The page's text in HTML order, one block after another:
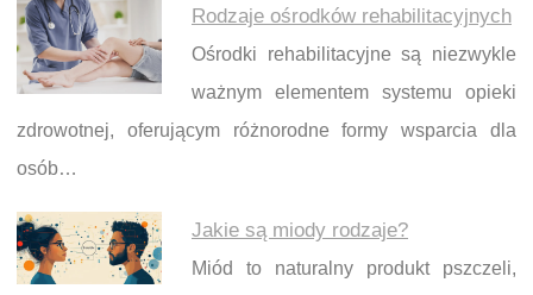
Rodzaje ośrodków rehabilitacyjnych
Ośrodki rehabilitacyjne są niezwykle
ważnym elementem systemu opieki
zdrowotnej, oferującym różnorodne formy wsparcia dla
osób…
Jakie są miody rodzaje?
Miód to naturalny produkt pszczeli,